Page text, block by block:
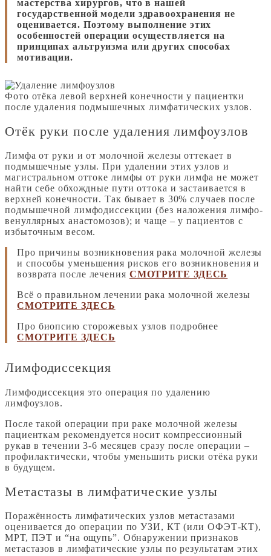
мастерства хирургов, что в нашей
государственной модели здравоохранения не
оценивается. Поэтому выполнение этих
особенностей операции осуществляется на
принципах альтруизма или других способах
мотивации.
Фото отёка левой верхней конечности у пациентки
после удаления подмышечных лимфатических узлов.
Отёк руки после удаления лимфоузлов
Лимфа от руки и от молочной железы оттекает в
подмышечные узлы. При удалении этих узлов и
магистральном оттоке лимфы от руки лимфа не может
найти себе обхождные пути оттока и застаивается в
верхней конечности. Так бывает в 30% случаев после
подмышечной лимфодиссекции (без наложения лимфо-
венуллярных анастомозов); и чаще – у пациентов с
избыточным весом.
Про причины возникновения рака молочной железы
и способы уменьшения рисков его возникновения и
возврата после лечения СМОТРИТЕ ЗДЕСЬ
Всё о правильном лечении рака молочной железы
СМОТРИТЕ ЗДЕСЬ
Про биопсию сторожевых узлов подробнее
СМОТРИТЕ ЗДЕСЬ
Лимфодиссекция
Лимфодиссекция это операция по удалению
лимфоузлов.
После такой операции при раке молочной железы
пациенткам рекомендуется носит компрессионный
рукав в течении 3-6 месяцев сразу после операции –
профилактически, чтобы уменьшить риски отёка руки
в будущем.
Метастазы в лимфатические узлы
Поражённость лимфатических узлов метастазами
оценивается до операции по УЗИ, КТ (или ОФЭТ-КТ),
МРТ, ПЭТ и “на ощупь”. Обнаружении признаков
метастазов в лимфатические узлы по результатам этих